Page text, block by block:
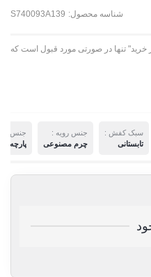
شناسه محصول: S740093A139
خرید" تنها در صورتی مورد قبول است که
سبک کفش :
تابستانی
جنس رویه :
چرم مصنوعی
جنس
پارچه